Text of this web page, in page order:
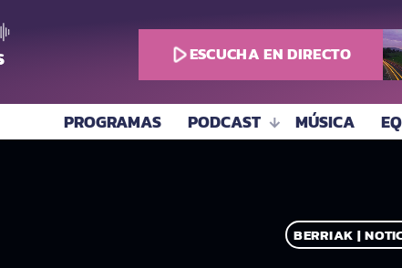
play_arrowESCUCHA EN DIRECTO
PROGRAMAS PODCAST MÚSICA
BERRIAK |